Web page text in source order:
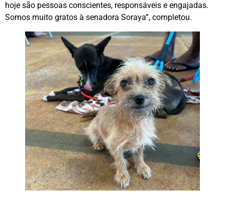
hoje são pessoas conscientes, responsáveis e engajadas.
Somos muito gratos à senadora Soraya”, completou.